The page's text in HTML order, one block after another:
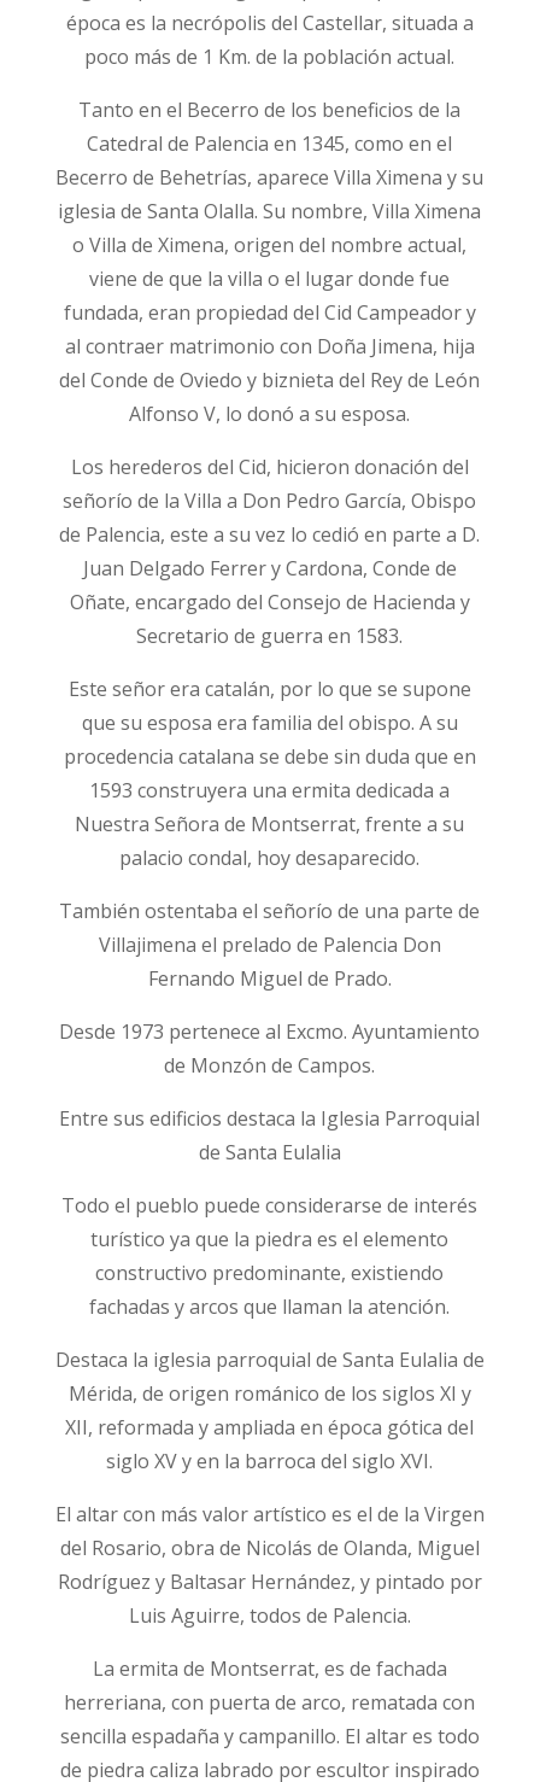
época es la necrópolis del Castellar, situada a
poco más de 1 Km. de la población actual.
Tanto en el Becerro de los beneficios de la
Catedral de Palencia en 1345, como en el
Becerro de Behetrías, aparece Villa Ximena y su
iglesia de Santa Olalla. Su nombre, Villa Ximena
o Villa de Ximena, origen del nombre actual,
viene de que la villa o el lugar donde fue
fundada, eran propiedad del Cid Campeador y
al contraer matrimonio con Doña Jimena, hija
del Conde de Oviedo y biznieta del Rey de León
Alfonso V, lo donó a su esposa.
Los herederos del Cid, hicieron donación del
señorío de la Villa a Don Pedro García, Obispo
de Palencia, este a su vez lo cedió en parte a D.
Juan Delgado Ferrer y Cardona, Conde de
Oñate, encargado del Consejo de Hacienda y
Secretario de guerra en 1583.
Este señor era catalán, por lo que se supone
que su esposa era familia del obispo. A su
procedencia catalana se debe sin duda que en
1593 construyera una ermita dedicada a
Nuestra Señora de Montserrat, frente a su
palacio condal, hoy desaparecido.
También ostentaba el señorío de una parte de
Villajimena el prelado de Palencia Don
Fernando Miguel de Prado.
Desde 1973 pertenece al Excmo. Ayuntamiento
de Monzón de Campos.
Entre sus edificios destaca la Iglesia Parroquial
de Santa Eulalia
Todo el pueblo puede considerarse de interés
turístico ya que la piedra es el elemento
constructivo predominante, existiendo
fachadas y arcos que llaman la atención.
Destaca la iglesia parroquial de Santa Eulalia de
Mérida, de origen románico de los siglos XI y
XII, reformada y ampliada en época gótica del
siglo XV y en la barroca del siglo XVI.
El altar con más valor artístico es el de la Virgen
del Rosario, obra de Nicolás de Olanda, Miguel
Rodríguez y Baltasar Hernández, y pintado por
Luis Aguirre, todos de Palencia.
La ermita de Montserrat, es de fachada
herreriana, con puerta de arco, rematada con
sencilla espadaña y campanillo. El altar es todo
de piedra caliza labrado por escultor inspirado